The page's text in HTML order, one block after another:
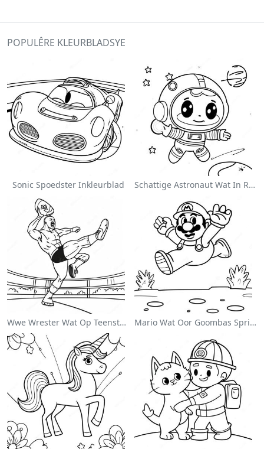
POPULÊRE KLEURBLADSYE
Sonic Spoedster Inkleurblad Schattige Astronaut Wat In Ruimte Drif Inkleurblad
Wwe Wrester Wat Op Teenstander Spring Inkleurblad Mario Wat Oor Goombas Spring Inkleurblad